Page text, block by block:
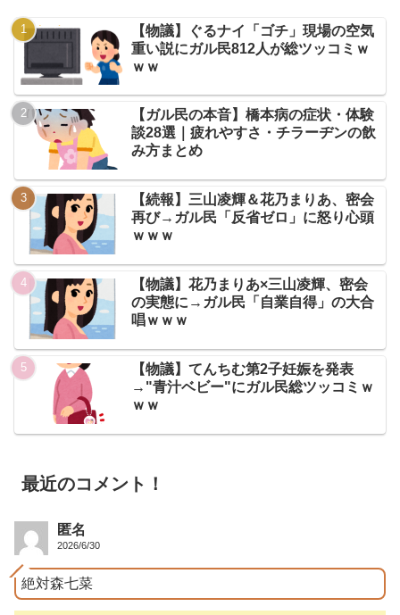
【物議】ぐるナイ「ゴチ」現場の空気
重い説にガル民812人が総ツッコミｗ
ｗｗ
【ガル民の本音】橋本病の症状・体験
談28選｜疲れやすさ・チラーヂンの飲
み方まとめ
【続報】三山凌輝＆花乃まりあ、密会
再び→ガル民「反省ゼロ」に怒り心頭
ｗｗｗ
【物議】花乃まりあ×三山凌輝、密会
の実態に→ガル民「自業自得」の大合
唱ｗｗｗ
【物議】てんちむ第2子妊娠を発表
→"青汁ベビー"にガル民総ツッコミｗ
ｗｗ
最近のコメント！
匿名
2026/6/30
絶対森七菜